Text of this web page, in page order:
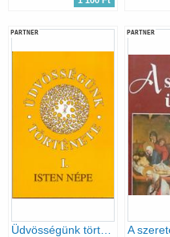
PARTNER PARTNER